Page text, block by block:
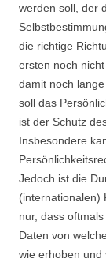
werden soll, der
die richtige
ersten noch
damit noch
soll das
ist der Schutz
Insbesondere
Jedoch ist die
(internationalen)
nur, dass
Daten von
wie erhoben und